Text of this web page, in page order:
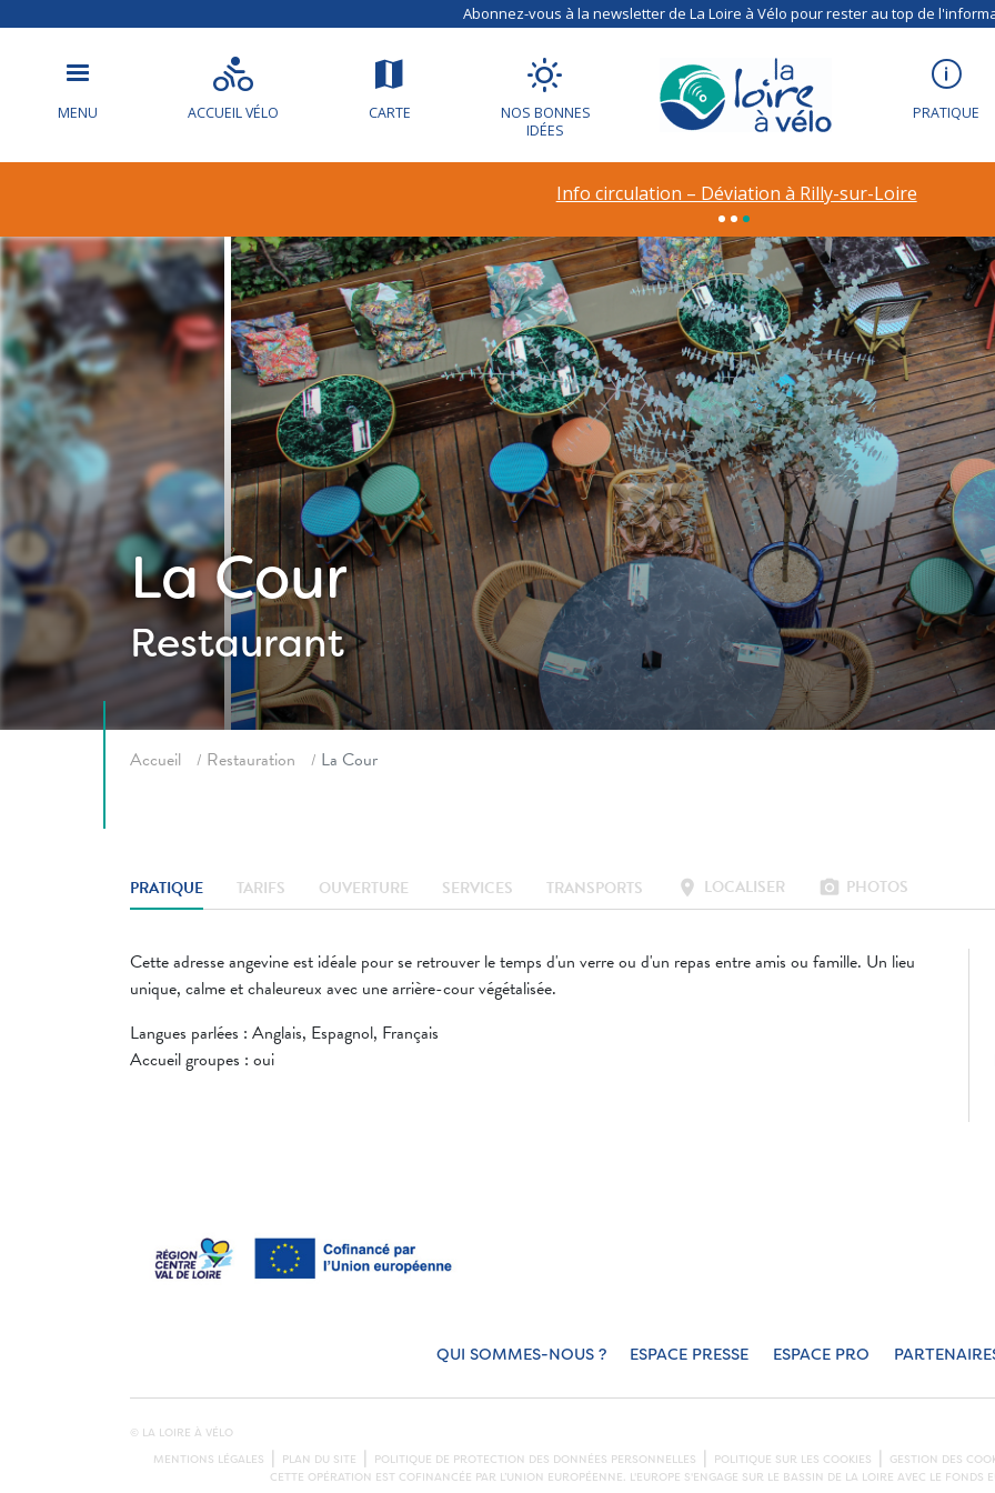
Abonnez-vous à la newsletter de La Loire à Vélo pour rester au top de
MENU ACCUEIL VÉLO CARTE
NOS BONNES
IDÉES
PRATIQUE
Info circulation – Déviation à Rilly-sur-Loire
La Cour
Restaurant
Accueil Restauration La Cour
PRATIQUE TARIFS OUVERTURE SERVICES TRANSPORTS location_on LOCALISER photo_camera PHOTOS
Cette adresse angevine est idéale pour se retrouver le temps d'un verre ou d'un repas entre amis ou famille. Un lieu
unique, calme et chaleureux avec une arrière-cour végétalisée.
Langues parlées : Anglais, Espagnol, Français
Accueil groupes : oui
QUI SOMMES-NOUS ? ESPACE PRESSE ESPACE PRO
© LA LOIRE À VÉLO
MENTIONS LÉGALES
PLAN DU SITE POLITIQUE DE PROTECTION DES DONNÉES PERSONNELLES POLITIQUE SUR LES COOKIES GESTION DES
CETTE OPÉRATION EST COFINANCÉE PAR L’UNION EUROPÉENNE. L'EUROPE S'ENGAGE SUR LE BASSIN DE LA LOIRE AVEC LE FONDS